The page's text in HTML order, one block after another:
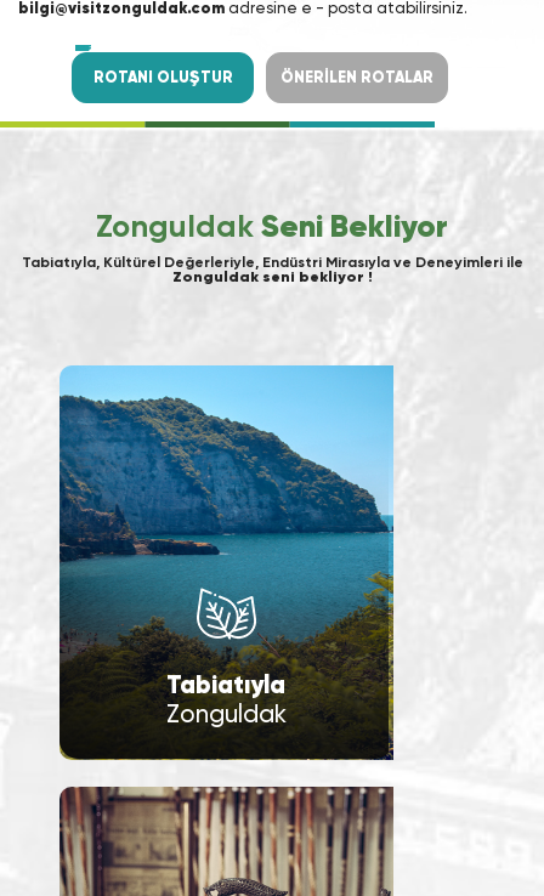
bilgi@visitzonguldak.com adresine e - posta atabilirsiniz.
ROTANI OLUŞTUR ÖNERİLEN ROTALAR
Zonguldak Seni Bekliyor
Tabiatıyla, Kültürel Değerleriyle, Endüstri Mirasıyla ve Deneyimleri ile
Zonguldak seni bekliyor !
Tabiatıyla
Zonguldak